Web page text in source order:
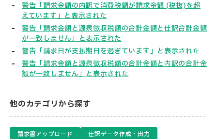
警告「請求金額の内訳で消費税額が請求金額 (税抜)を超
えています」と表示された
警告「請求金額と源泉徴収税額の合計金額と仕訳合計金額
が一致しません」と表示された
警告「請求日が支払期日を過ぎています」と表示された
警告「請求金額と源泉徴収税額の合計金額と内訳の合計金
額が一致しません」と表示された
他のカテゴリから探す
請求書アップロード
仕訳データ作成・出力